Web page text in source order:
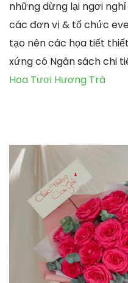
những dừng lại ngơi
các đơn vị & tổ chức
tạo nên các họa tiết
xứng có Ngân sách chi
Hoa Tươi Hương Trà